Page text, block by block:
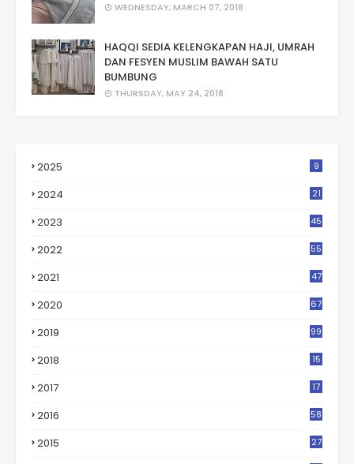
WEDNESDAY, MARCH 07, 2018
HAQQI SEDIA KELENGKAPAN HAJI, UMRAH
DAN FESYEN MUSLIM BAWAH SATU
BUMBUNG
THURSDAY, MAY 24, 2018
2025 9
2024 21
2023 45
2022 55
2021 47
2020 67
2019 99
2018
15
2017
17
2016 58
2015 27